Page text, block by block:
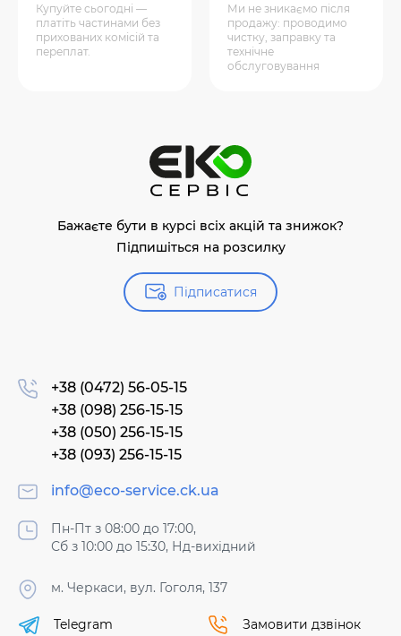
Купуйте сьогодні —
платіть частинами без
прихованих комісій та
переплат.
Ми не зникаємо після
продажу: проводимо
чистку, заправку та
технічне
обслуговування
Бажаєте бути в курсі всіх акцій та знижок?
Підпишіться на розсилку
Підписатися
+38 (0472) 56-05-15
+38 (098) 256-15-15
+38 (050) 256-15-15
+38 (093) 256-15-15
info@eco-service.ck.ua
Пн-Пт з 08:00 до 17:00,
Сб з 10:00 до 15:30, Нд-вихідний
м. Черкаси, вул. Гоголя, 137
Telegram Замовити дзвінок